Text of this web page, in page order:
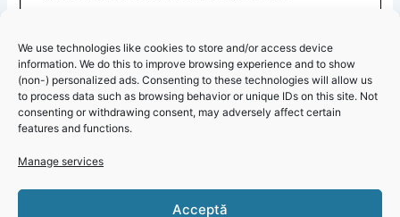
We use technologies like cookies to store and/or access device
information. We do this to improve browsing experience and to show
(non-) personalized ads. Consenting to these technologies will allow us
to process data such as browsing behavior or unique IDs on this site. Not
consenting or withdrawing consent, may adversely affect certain
features and functions.
Manage services
Acceptă
Primăria Mereni – Informare achiziție mobilier pentru sălile